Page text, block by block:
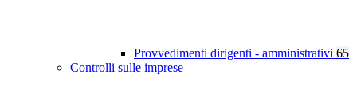
Provvedimenti dirigenti - amministrativi 65
Controlli sulle imprese